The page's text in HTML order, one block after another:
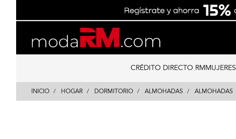
content
navigation
CRÉDITO DIRECTO RMMUJERES
INICIO HOGAR DORMITORIO ALMOHADAS ALMOHADAS